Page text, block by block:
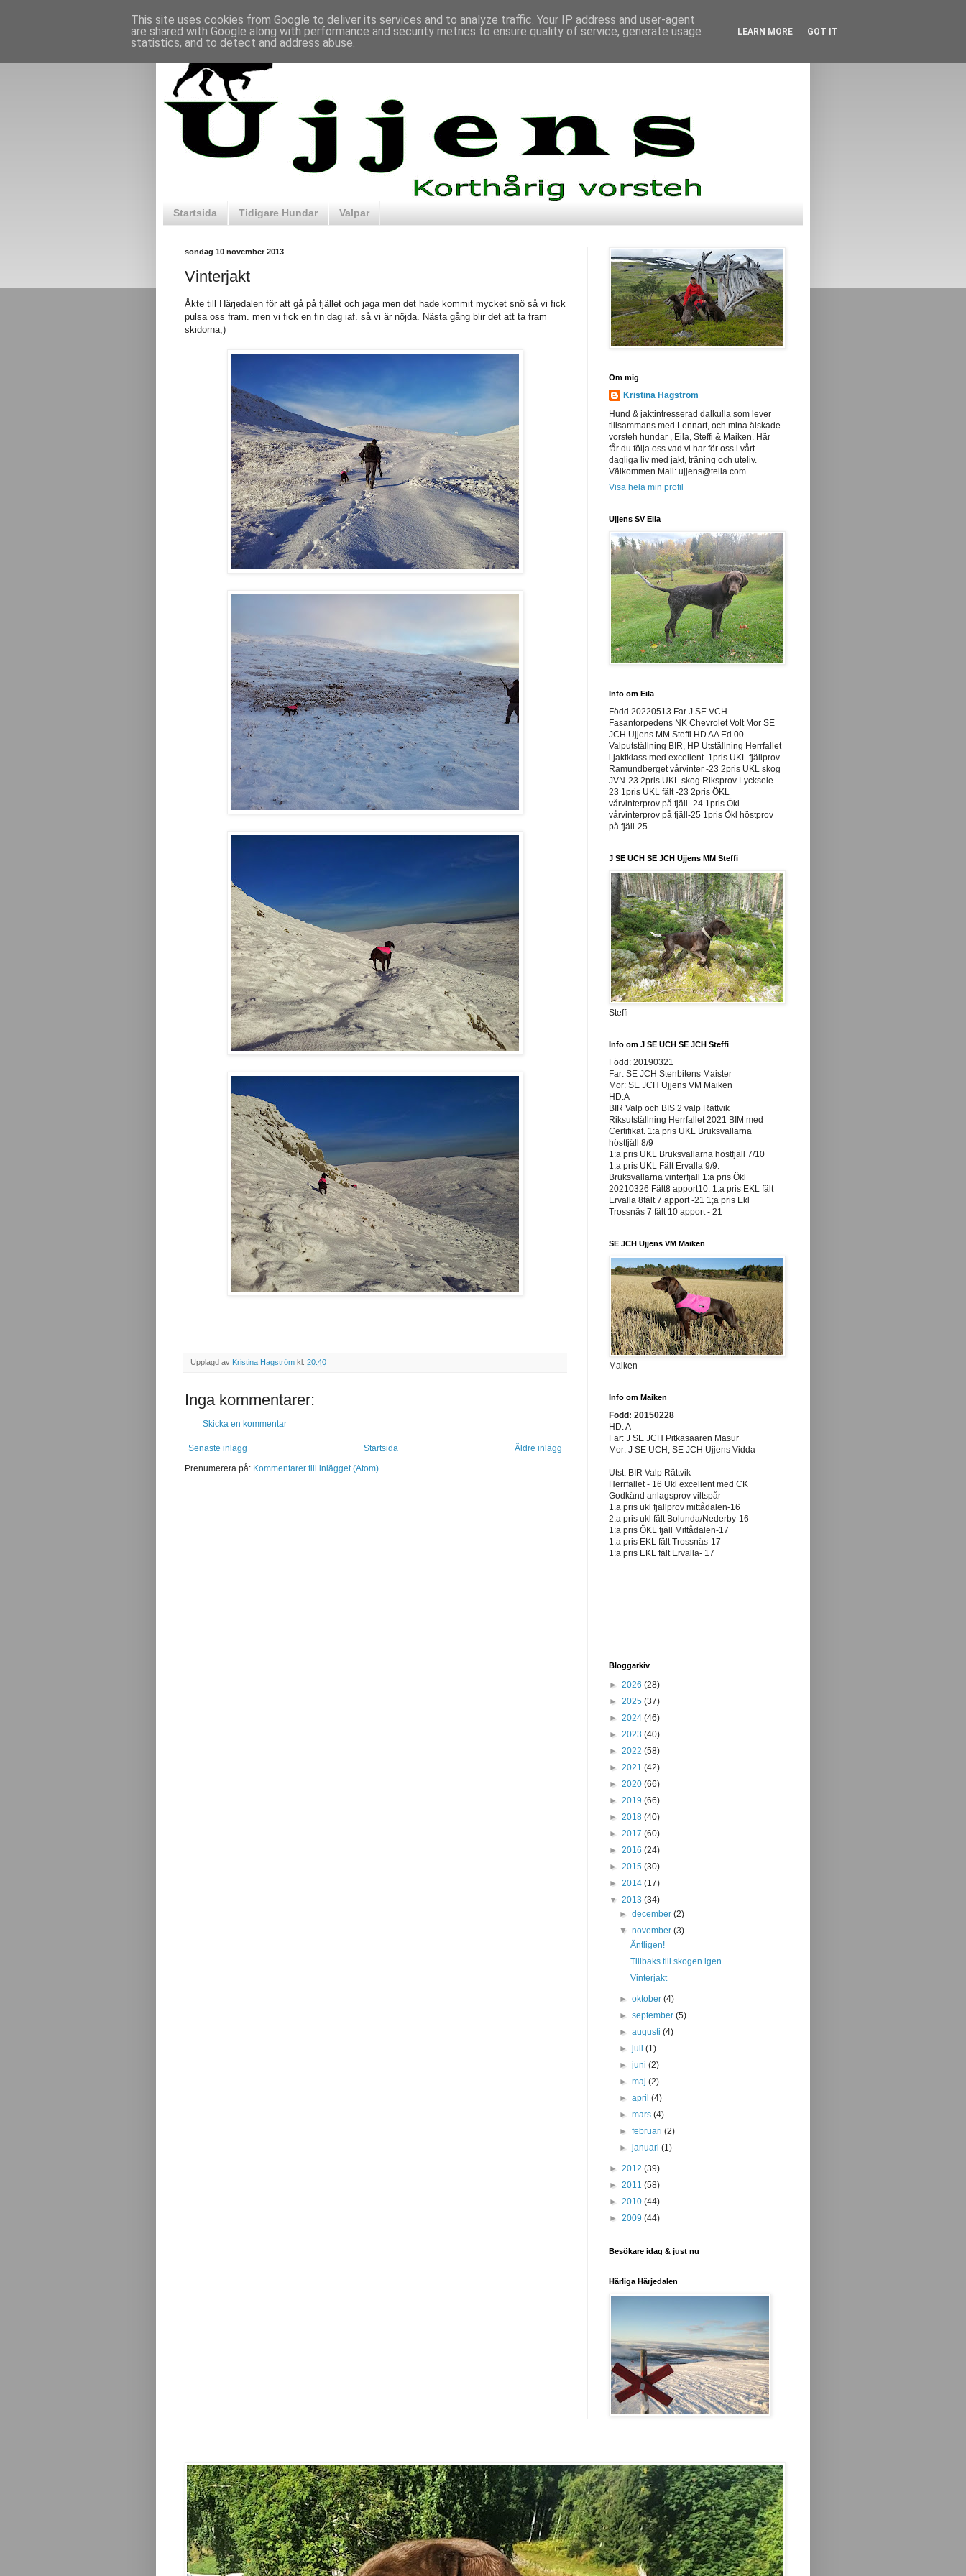
Startsida Tidigare Hundar Valpar
söndag 10 november 2013
Vinterjakt
Åkte till Härjedalen för att gå på fjället och jaga men det hade kommit mycket snö så vi fick
pulsa oss fram. men vi fick en fin dag iaf. så vi är nöjda. Nästa gång blir det att ta fram
skidorna;)
Upplagd av Kristina Hagström kl. 20:40
Inga kommentarer:
Skicka en kommentar
Senaste inlägg Äldre inlägg
Startsida
Prenumerera på: Kommentarer till inlägget (Atom)
Om mig
Kristina Hagström
Hund & jaktintresserad dalkulla som lever
tillsammans med Lennart, och mina älskade
vorsteh hundar , Eila, Steffi & Maiken. Här
får du följa oss vad vi har för oss i vårt
dagliga liv med jakt, träning och uteliv.
Välkommen Mail: ujjens@telia.com
Visa hela min profil
Ujjens SV Eila
Info om Eila
Född 20220513 Far J SE VCH
Fasantorpedens NK Chevrolet Volt Mor SE
JCH Ujjens MM Steffi HD AA Ed 00
Valputställning BIR, HP Utställning Herrfallet
i jaktklass med excellent. 1pris UKL fjällprov
Ramundberget vårvinter -23 2pris UKL skog
JVN-23 2pris UKL skog Riksprov Lycksele-
23 1pris UKL fält -23 2pris ÖKL
vårvinterprov på fjäll -24 1pris Ökl
vårvinterprov på fjäll-25 1pris Ökl höstprov
på fjäll-25
J SE UCH SE JCH Ujjens MM Steffi
Steffi
Info om J SE UCH SE JCH Steffi
Född: 20190321
Far: SE JCH Stenbitens Maister
Mor: SE JCH Ujjens VM Maiken
HD:A
BIR Valp och BIS 2 valp Rättvik
Riksutställning Herrfallet 2021 BIM med
Certifikat. 1:a pris UKL Bruksvallarna
höstfjäll 8/9
1:a pris UKL Bruksvallarna höstfjäll 7/10
1:a pris UKL Fält Ervalla 9/9.
Bruksvallarna vinterfjäll 1:a pris Ökl
20210326 Fält8 apport10. 1:a pris EKL fält
Ervalla 8fält 7 apport -21 1;a pris Ekl
Trossnäs 7 fält 10 apport - 21
SE JCH Ujjens VM Maiken
Maiken
Info om Maiken
Född: 20150228
HD: A
Far: J SE JCH Pitkäsaaren Masur
Mor: J SE UCH, SE JCH Ujjens Vidda
Utst: BIR Valp Rättvik
Herrfallet - 16 Ukl excellent med CK
Godkänd anlagsprov viltspår
1.a pris ukl fjällprov mittådalen-16
2:a pris ukl fält Bolunda/Nederby-16
1:a pris ÖKL fjäll Mittådalen-17
1:a pris EKL fält Trossnäs-17
1:a pris EKL fält Ervalla- 17
Bloggarkiv
► 2026 (28)
► 2025 (37)
► 2024 (46)
► 2023 (40)
► 2022 (58)
► 2021 (42)
► 2020 (66)
► 2019 (66)
► 2018 (40)
► 2017 (60)
► 2016 (24)
► 2015 (30)
► 2014 (17)
▼ 2013 (34)
►december(2)
▼november(3)
Äntligen!
Tillbaks till skogen igen
Vinterjakt
►oktober(4)
►september(5)
►augusti(4)
►juli(1)
►juni(2)
►maj(2)
►april(4)
►mars(4)
►februari(2)
►januari(1)
► 2012 (39)
► 2011 (58)
► 2010 (44)
► 2009 (44)
Besökare idag & just nu
Härliga Härjedalen
This site uses cookies from Google to deliver its services and to analyze traffic. Your IP address and user-agent
are shared with Google along with performance and security metrics to ensure quality of service, generate usage
statistics, and to detect and address abuse.
LEARN MORE GOT IT